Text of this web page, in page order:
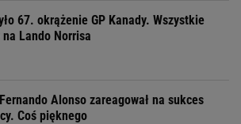
67. okrążenie GP Kanady. Wszystkie
na Lando Norrisa
Alonso zareagował na sukces
Coś pięknego